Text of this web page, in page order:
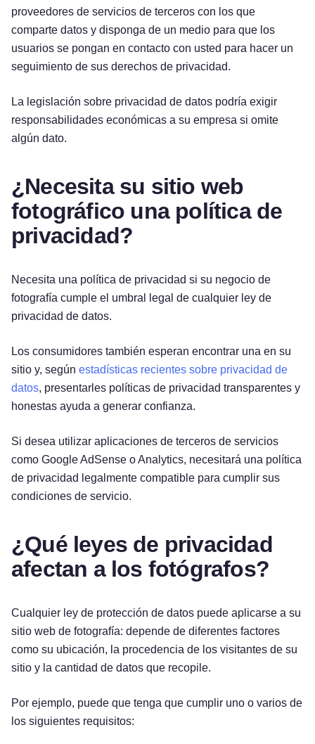
proveedores de servicios de terceros con los que
comparte datos y disponga de un medio para que los
usuarios se pongan en contacto con usted para hacer un
seguimiento de sus derechos de privacidad.
La legislación sobre privacidad de datos podría exigir
responsabilidades económicas a su empresa si omite
algún dato.
¿Necesita su sitio web
fotográfico una política de
privacidad?
Necesita una política de privacidad si su negocio de
fotografía cumple el umbral legal de cualquier ley de
privacidad de datos.
Los consumidores también esperan encontrar una en su
sitio y, según estadísticas recientes sobre privacidad de
datos, presentarles políticas de privacidad transparentes y
honestas ayuda a generar confianza.
Si desea utilizar aplicaciones de terceros de servicios
como Google AdSense o Analytics, necesitará una política
de privacidad legalmente compatible para cumplir sus
condiciones de servicio.
¿Qué leyes de privacidad
afectan a los fotógrafos?
Cualquier ley de protección de datos puede aplicarse a su
sitio web de fotografía: depende de diferentes factores
como su ubicación, la procedencia de los visitantes de su
sitio y la cantidad de datos que recopile.
Por ejemplo, puede que tenga que cumplir uno o varios de
los siguientes requisitos: